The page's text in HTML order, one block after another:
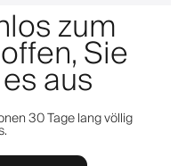
zum
Sie
aus
30 Tage lang völlig